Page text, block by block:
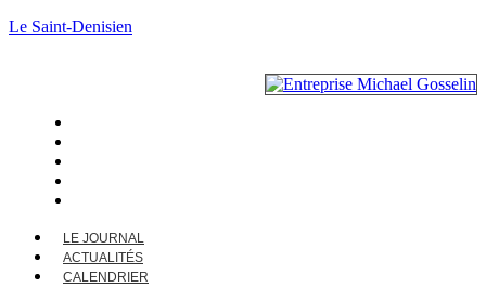
Le Saint-Denisien
LE JOURNAL
ACTUALITÉS
CALENDRIER